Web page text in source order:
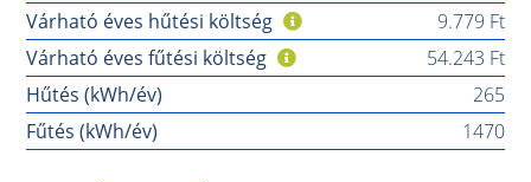
Várható éves hűtési költség
9.779 Ft
Várható éves fűtési költség
54.243 Ft
Hűtés (kWh/év)
265
Fűtés (kWh/év)
1470